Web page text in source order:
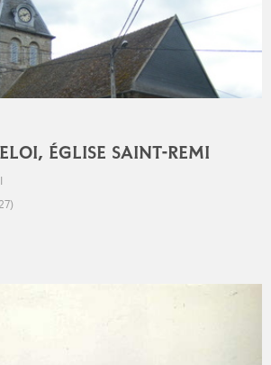
ÉGLISE SAINT-REMI